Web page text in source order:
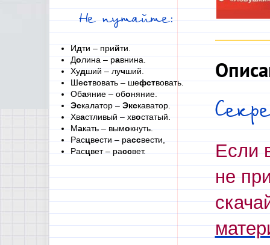
Не путайте:
Идти – прийти.
Долина – равнина.
Худший – лучший.
Шествовать – шефствовать.
Обаяние – обоняние.
Эскалатор –Экскаватор.
Хвастливый – хвостатый.
Макать – вымокнуть.
Расцвести – рассвести,
Расцвет – рассвет.
Если
не